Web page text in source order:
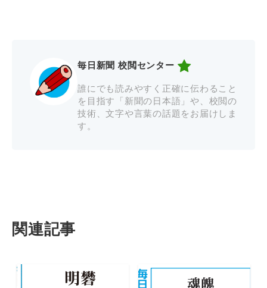
毎日新聞 校閲センター
誰にでも読みやすく正確に伝わること
を目指す「新聞の日本語」や、校閲の
技術、文字や言葉の話題をお届けしま
す。
関連記事